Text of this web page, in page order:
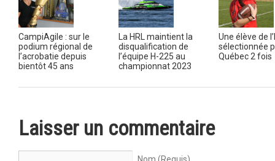
CampiAgile : sur le
podium régional de
l’acrobatie depuis
bientôt 45 ans
La HRL maintient la
disqualification de
l’équipe H-225 au
championnat 2023
Une élève de
sélectionnée
Québec 2 fois
Laisser un commentaire